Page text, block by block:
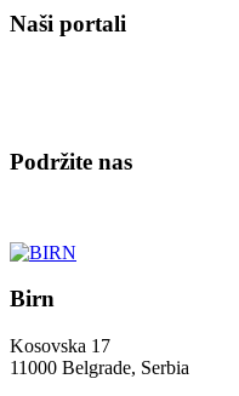
Naši portali
Podržite nas
Birn
Kosovska 17
11000 Belgrade, Serbia